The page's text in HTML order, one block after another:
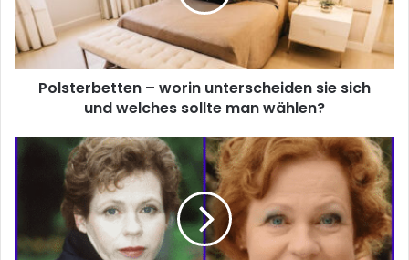
Polsterbetten – worin unterscheiden sie sich
und welches sollte man wählen?